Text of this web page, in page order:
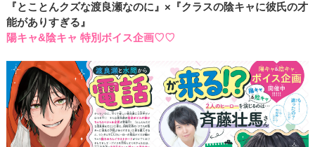
『とことんクズな渡良瀬なのに』×『クラスの陰キャに彼氏の才
能がありすぎる』
陽キャ&陰キャ 特別ボイス企画♡♡